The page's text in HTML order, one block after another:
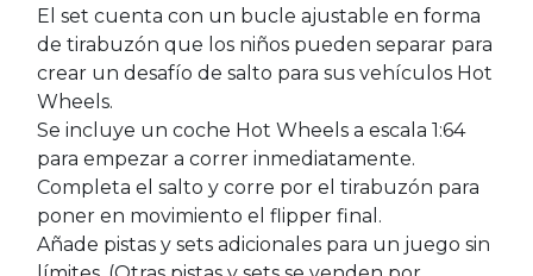
El set cuenta con un bucle ajustable en forma
de tirabuzón que los niños pueden separar para
crear un desafío de salto para sus vehículos Hot
Wheels.
Se incluye un coche Hot Wheels a escala 1:64
para empezar a correr inmediatamente.
Completa el salto y corre por el tirabuzón para
poner en movimiento el flipper final.
Añade pistas y sets adicionales para un juego sin